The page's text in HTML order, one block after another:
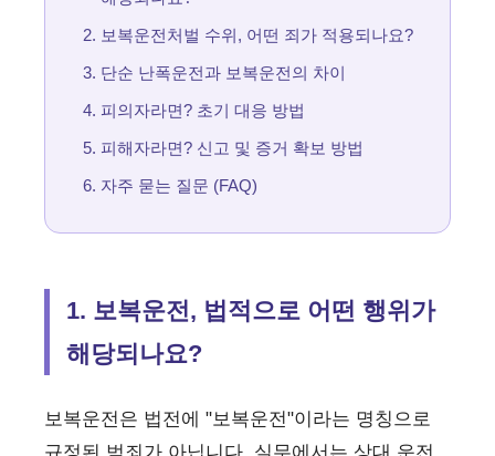
보복운전처벌 수위, 어떤 죄가 적용되나요?
단순 난폭운전과 보복운전의 차이
피의자라면? 초기 대응 방법
피해자라면? 신고 및 증거 확보 방법
자주 묻는 질문 (FAQ)
1. 보복운전, 법적으로 어떤 행위가
해당되나요?
보복운전은 법전에 "보복운전"이라는 명칭으로